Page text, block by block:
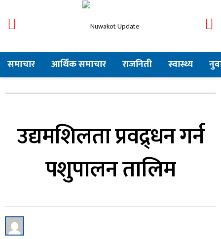
समाचार आर्थिक समाचार राजनिती स्वास्थ्य
उद्यमशिलता प्रवद्र्धन गर्न
पशुपालन तालिम